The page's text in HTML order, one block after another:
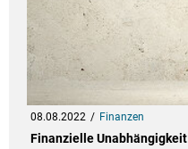
08.08.2022 Finanzen
Finanzielle